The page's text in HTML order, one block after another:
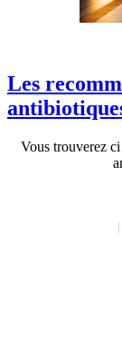
Les
Vous trouverez